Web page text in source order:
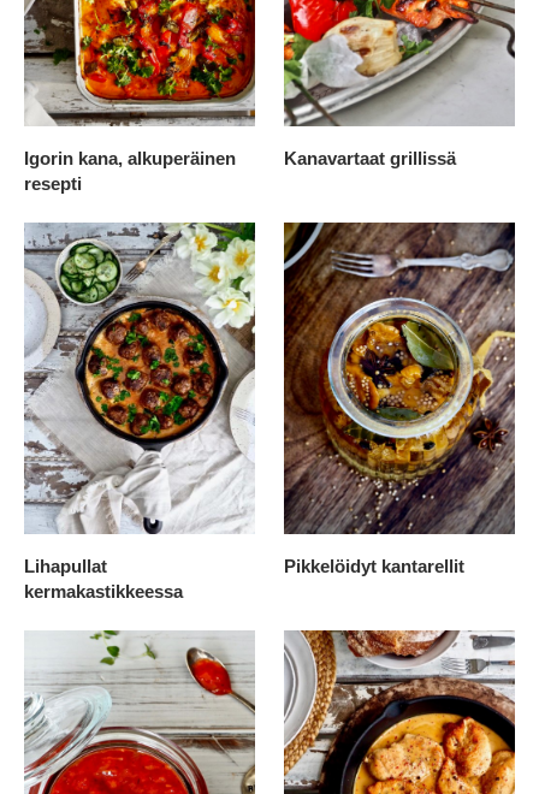
Igorin kana, alkuperäinen
resepti
Kanavartaat grillissä
Lihapullat
kermakastikkeessa
Pikkelöidyt kantarellit